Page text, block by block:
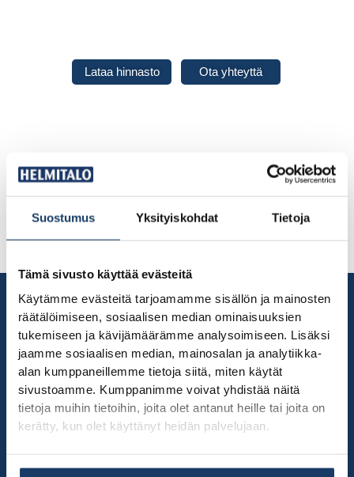
Suostumus Yksityiskohdat Tietoja
Tämä sivusto käyttää evästeitä
Käytämme evästeitä tarjoamamme sisällön ja mainosten
räätälöimiseen, sosiaalisen median ominaisuuksien
tukemiseen ja kävijämäärämme analysoimiseen. Lisäksi
jaamme sosiaalisen median, mainosalan ja analytiikka-
alan kumppaneillemme tietoja siitä, miten käytät
sivustoamme. Kumppanimme voivat yhdistää näitä
tietoja muihin tietoihin, joita olet antanut heille tai joita on
kerätty, kun olet käyttänyt heidän palvelujaan.
Lataa hinnasto Ota yhteyttä
Teemme muuttovalmiita taloja Pirkanmaan alueella sekä lähialueilla, sekä
säältä suojaan -talopaketteja Etelä- ja Keski-Suomessa.
JÄTÄ YHTEYDENOTTOPYYNTÖ
Sähköposti